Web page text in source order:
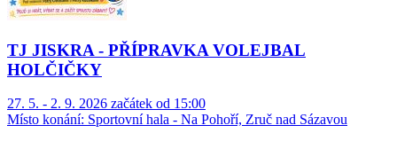
TJ JISKRA - PŘÍPRAVKA VOLEJBAL
HOLČIČKY
27. 5. - 2. 9. 2026 začátek od 15:00
Místo konání: Sportovní hala - Na Pohoří, Zruč nad Sázavou